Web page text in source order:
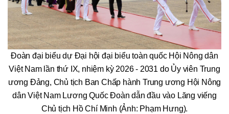
Đoàn đại biểu dự Đại hội đại biểu toàn quốc Hội Nông dân
Việt Nam lần thứ IX, nhiệm kỳ 2026 - 2031 do Ủy viên Trung
ương Đảng, Chủ tịch Ban Chấp hành Trung ương Hội Nông
dân Việt Nam Lương Quốc Đoàn dẫn đầu vào Lăng viếng
Chủ tịch Hồ Chí Minh (Ảnh: Phạm Hưng).